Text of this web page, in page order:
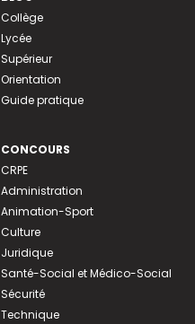
Collège
Lycée
Supérieur
Orientation
Guide pratique
CONCOURS
CRPE
Administration
Animation-Sport
Culture
Juridique
Santé-Social et Médico-Social
Sécurité
Technique